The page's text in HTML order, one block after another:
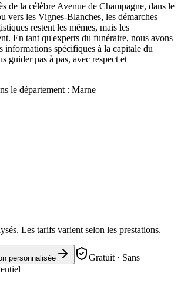
de la célèbre Avenue de Champagne, dans le
vers les Vignes-Blanches, les démarches
restent les mêmes, mais les
En tant qu'experts du funéraire, nous avons
informations spécifiques à la capitale du
guider pas à pas, avec respect et
le département : Marne
Les tarifs varient selon les prestations.
personnalisée
Gratuit · Sans